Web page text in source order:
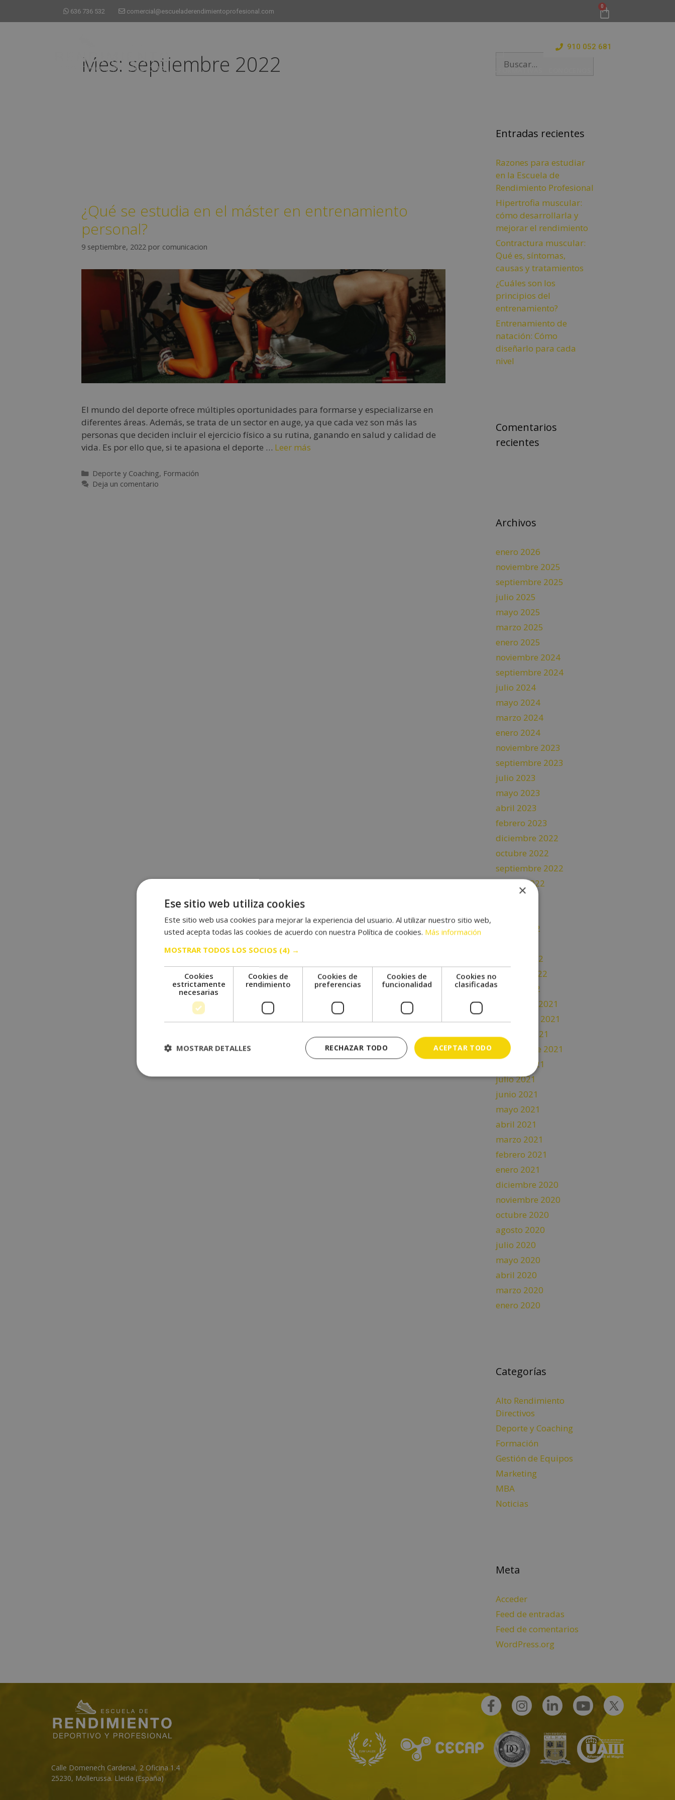
636 736 532 comercial@escueladerendimientoprofesional.com
910 052 681
EMPLEO Y ESTANCIAS FORMATIVAS
Mes: septiembre 2022
¿Qué se estudia en el máster en entrenamiento
personal?
9 septiembre, 2022 por comunicacion
El mundo del deporte ofrece múltiples oportunidades para formarse y especializarse en
diferentes áreas. Además, se trata de un sector en auge, ya que cada vez son más las
personas que deciden incluir el ejercicio físico a su rutina, ganando en salud y calidad de
vida. Es por ello que, si te apasiona el deporte … Leer más
Deporte y Coaching, Formación
Deja un comentario
Entradas recientes
Razones para estudiar
en la Escuela de
Rendimiento Profesional
Hipertrofia muscular:
cómo desarrollarla y
mejorar el rendimiento
Contractura muscular:
Qué es, síntomas,
causas y tratamientos
¿Cuáles son los
principios del
entrenamiento?
Entrenamiento de
natación: Cómo
diseñarlo para cada
nivel
Comentarios
recientes
Archivos
enero 2026
noviembre 2025
septiembre 2025
julio 2025
mayo 2025
marzo 2025
enero 2025
noviembre 2024
septiembre 2024
julio 2024
mayo 2024
marzo 2024
enero 2024
noviembre 2023
septiembre 2023
julio 2023
mayo 2023
abril 2023
febrero 2023
diciembre 2022
octubre 2022
septiembre 2022
agosto 2022
mayo 2022
marzo 2022
febrero 2022
enero 2022
diciembre 2021
noviembre 2021
octubre 2021
septiembre 2021
agosto 2021
julio 2021
junio 2021
mayo 2021
abril 2021
marzo 2021
febrero 2021
enero 2021
diciembre 2020
noviembre 2020
octubre 2020
agosto 2020
julio 2020
mayo 2020
abril 2020
marzo 2020
enero 2020
Categorías
Alto Rendimiento
Directivos
Deporte y Coaching
Formación
Gestión de Equipos
Marketing
MBA
Noticias
Meta
Acceder
Feed de entradas
Feed de comentarios
WordPress.org
Calle Domenech Cardenal, 2 Oficina 1.4
25230, Mollerussa. Lleida (España)
×
Ese sitio web utiliza cookies
Este sitio web usa cookies para mejorar la experiencia del usuario. Al utilizar nuestro sitio web,
usted acepta todas las cookies de acuerdo con nuestra Política de cookies. Más información
MOSTRAR TODOS LOS SOCIOS (4) →
Cookies
estrictamente
necesarias
Cookies de
rendimiento
Cookies de
preferencias
Cookies de
funcionalidad
Cookies no
clasificadas
ACEPTAR TODO
RECHAZAR TODO
MOSTRAR DETALLES